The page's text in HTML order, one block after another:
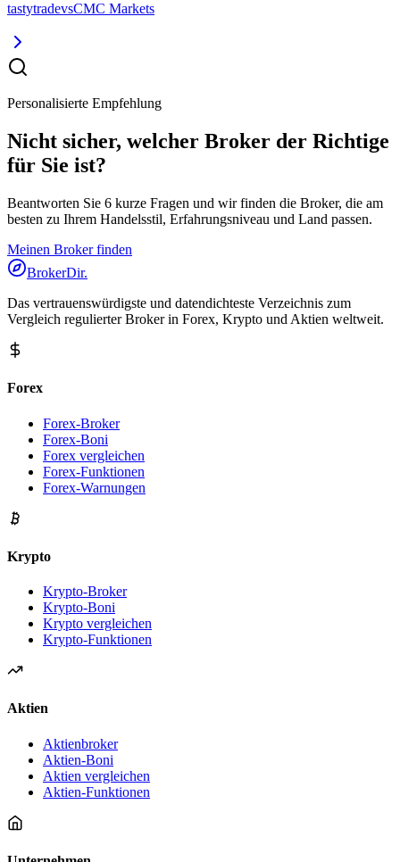
tastytradevsCMC Markets
Personalisierte Empfehlung
Nicht sicher, welcher Broker der Richtige
für Sie ist?
Beantworten Sie 6 kurze Fragen und wir finden die Broker, die am
besten zu Ihrem Handelsstil, Erfahrungsniveau und Land passen.
Meinen Broker finden
BrokerDir.
Das vertrauenswürdigste und datendichteste Verzeichnis zum
Vergleich regulierter Broker in Forex, Krypto und Aktien weltweit.
Forex
Forex-Broker
Forex-Boni
Forex vergleichen
Forex-Funktionen
Forex-Warnungen
Krypto
Krypto-Broker
Krypto-Boni
Krypto vergleichen
Krypto-Funktionen
Aktien
Aktienbroker
Aktien-Boni
Aktien vergleichen
Aktien-Funktionen